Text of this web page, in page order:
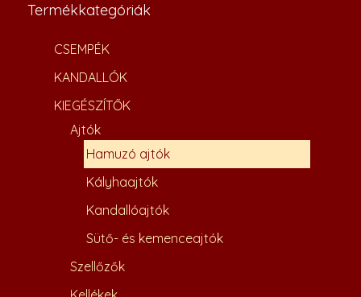
Termékkategóriák
CSEMPÉK
KANDALLÓK
KIEGÉSZÍTŐK
Ajtók
Hamuzó ajtók
Kályhaajtók
Kandallóajtók
Sütő- és kemenceajtók
Szellőzők